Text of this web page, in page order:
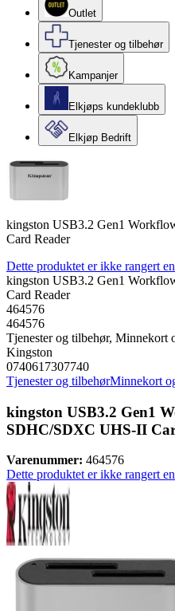
Outlet
Tjenester og tilbehør
Kampanjer
Elkjøps kundeklubb
Elkjøp Bedrift
kingston USB3.2 Gen1
Card Reader
Dette produktet er ikke rangert
kingston USB3.2 Gen1
Card Reader
464576
464576
Tjenester og tilbehør, Minnekort
Kingston
0740617307740
Tjenester og tilbehørMinnekort
kingston USB3.2 Gen1
SDHC/SDXC UHS-II
Varenummer: 464576
Dette produktet er ikke rangert